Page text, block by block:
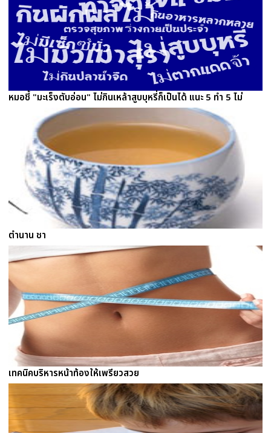
หมอชี้ "มะเร็งตับอ่อน" ไม่กินเหล้าสูบบุหรี่ก็เป็นได้ แนะ 5 ทำ 5 ไม่
ตำนาน ชา
เทคนิคบริหารหน้าท้องให้เพรียวสวย